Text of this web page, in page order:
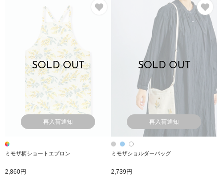
SOLD OUT
再入荷通知
ミモザ柄ショートエプロン
2,860円
SOLD OUT
再入荷通知
ミモザショルダーバッグ
2,739円